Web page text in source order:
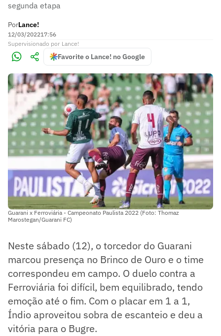
segunda etapa
PorLance!
12/03/202217:56
Supervisionado por Lance!
Favorite o Lance! no Google
Guarani x Ferroviária - Campeonato Paulista 2022 (Foto: Thomaz
Marostegan/Guarani FC)
Neste sábado (12), o torcedor do Guarani
marcou presença no Brinco de Ouro e o time
correspondeu em campo. O duelo contra a
Ferroviária foi difícil, bem equilibrado, tendo
emoção até o fim. Com o placar em 1 a 1,
Índio aproveitou sobra de escanteio e deu a
vitória para o Bugre.